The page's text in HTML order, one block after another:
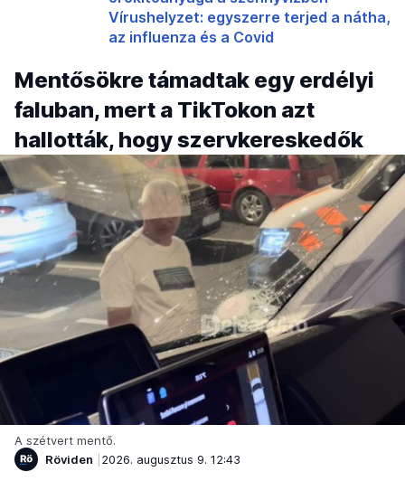
Vírushelyzet: egyszerre terjed a nátha,
az influenza és a Covid
Mentősökre támadtak egy erdélyi
faluban, mert a TikTokon azt
hallották, hogy szervkereskedők
A szétvert mentő.
Röviden
2026. augusztus 9. 12:43